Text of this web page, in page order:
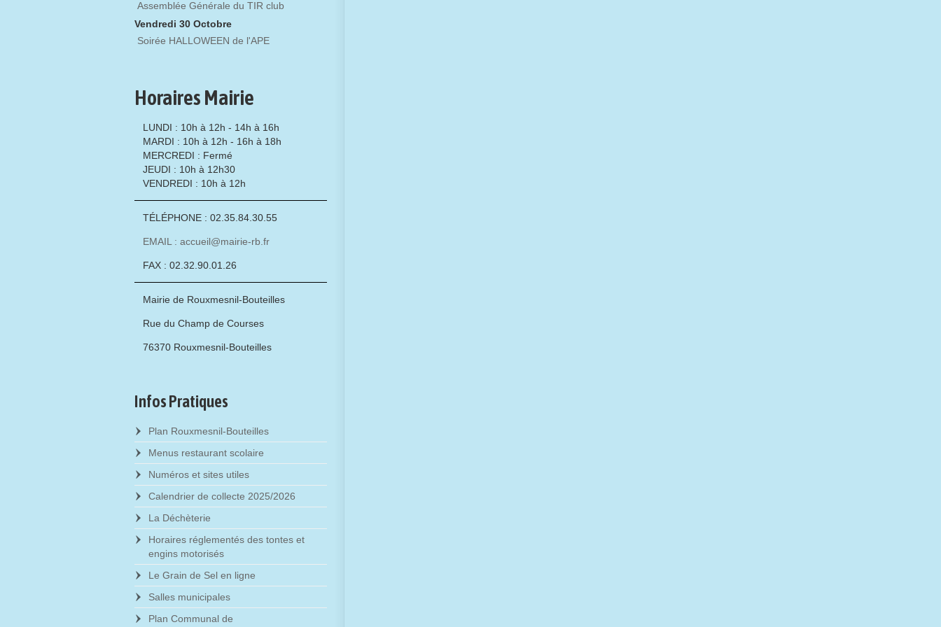
Assemblée Générale du TIR club
Vendredi 30 Octobre
Soirée HALLOWEEN de l'APE
Horaires Mairie
LUNDI : 10h à 12h - 14h à 16h
MARDI : 10h à 12h - 16h à 18h
MERCREDI : Fermé
JEUDI : 10h à 12h30
VENDREDI : 10h à 12h
TÉLÉPHONE : 02.35.84.30.55
EMAIL : accueil@mairie-rb.fr
FAX : 02.32.90.01.26
Mairie de Rouxmesnil-Bouteilles
Rue du Champ de Courses
76370 Rouxmesnil-Bouteilles
Infos Pratiques
Plan Rouxmesnil-Bouteilles
Menus restaurant scolaire
Numéros et sites utiles
Calendrier de collecte 2025/2026
La Déchèterie
Horaires réglementés des tontes et
engins motorisés
Le Grain de Sel en ligne
Salles municipales
Plan Communal de